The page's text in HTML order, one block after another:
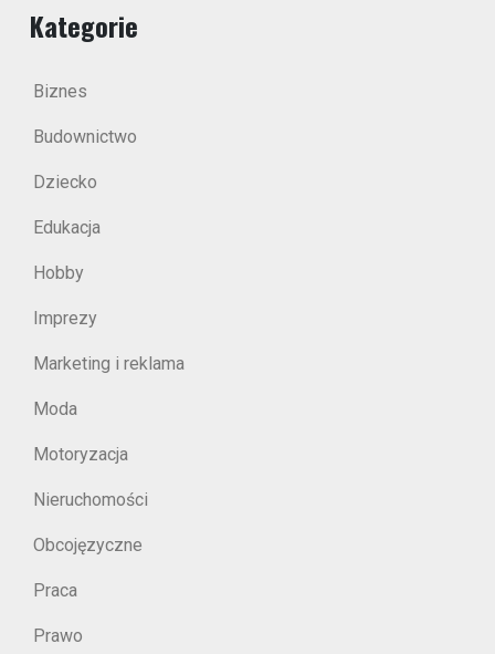
Kategorie
Biznes
Budownictwo
Dziecko
Edukacja
Hobby
Imprezy
Marketing i reklama
Moda
Motoryzacja
Nieruchomości
Obcojęzyczne
Praca
Prawo